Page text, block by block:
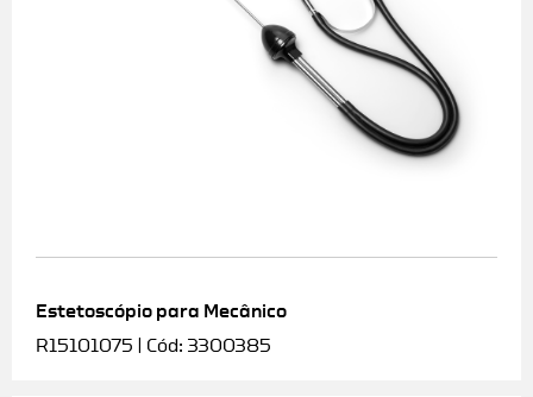
Estetoscópio para Mecânico
R15101075 | Cód: 3300385